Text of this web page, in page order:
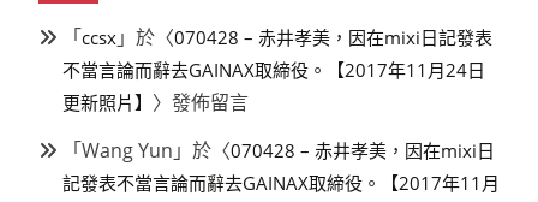
「ccsx 」於〈070428 – 赤井孝美，因在mixi日記發表
不當言論而辭去GAINAX取締役。【2017年11月24日
更新照片】 〉發佈留言
「Wang Yun 」於〈070428 – 赤井孝美，因在mixi日
記發表不當言論而辭去GAINAX取締役。【2017年11月